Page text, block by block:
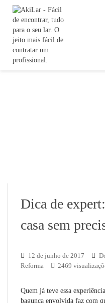
Dica de
casa sem
12 de junho de 2017
Reforma
2469
Quem já teve essa
bagunça envolvida faz com